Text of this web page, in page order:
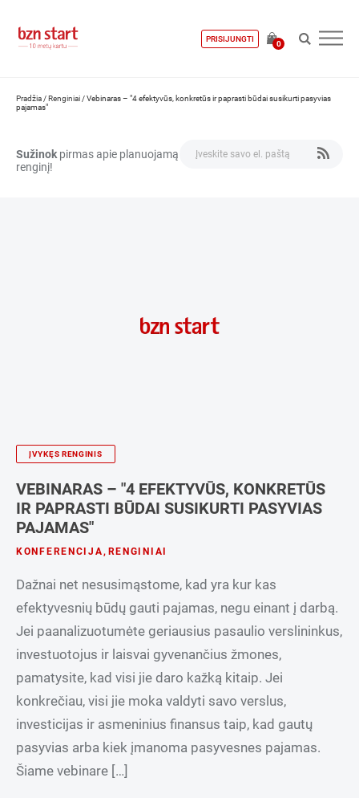
PRISIJUNGTI
0
Pradžia /Renginiai /Vebinaras – "4 efektyvūs, konkretūs ir paprasti būdai susikurti pasyvias
pajamas"
Sužinok pirmas apie planuojamą
renginį!
ĮVYKĘS RENGINIS
VEBINARAS – "4 EFEKTYVŪS, KONKRETŪS
IR PAPRASTI BŪDAI SUSIKURTI PASYVIAS
PAJAMAS"
KONFERENCIJA, RENGINIAI
Dažnai net nesusimąstome, kad yra kur kas
efektyvesnių būdų gauti pajamas, negu einant į darbą.
Jei paanalizuotumėte geriausius pasaulio verslininkus,
investuotojus ir laisvai gyvenančius žmones,
pamatysite, kad visi jie daro kažką kitaip. Jei
konkrečiau, visi jie moka valdyti savo verslus,
investicijas ir asmeninius finansus taip, kad gautų
pasyvias arba kiek įmanoma pasyvesnes pajamas.
Šiame vebinare […]